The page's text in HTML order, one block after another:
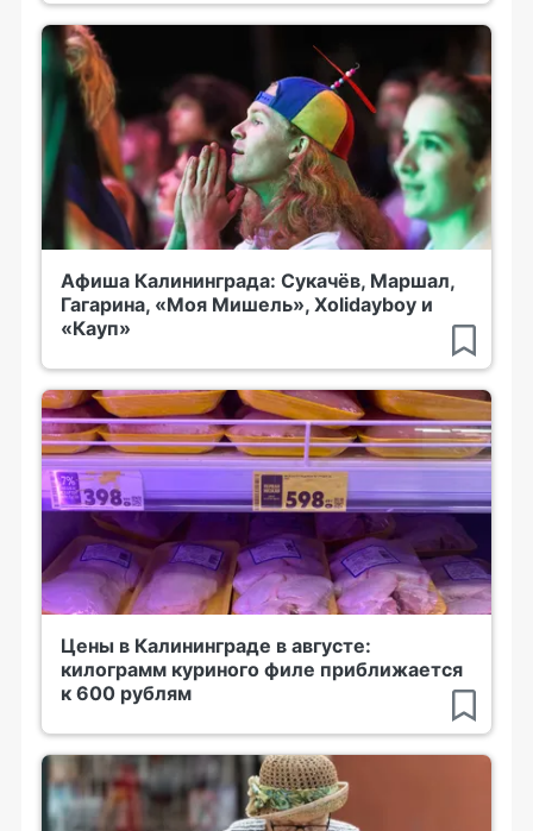
Афиша Калининграда: Сукачёв, Маршал,
Гагарина, «Моя Мишель», Xolidayboy и
«Кауп»
Цены в Калининграде в августе:
килограмм куриного филе приближается
к 600 рублям